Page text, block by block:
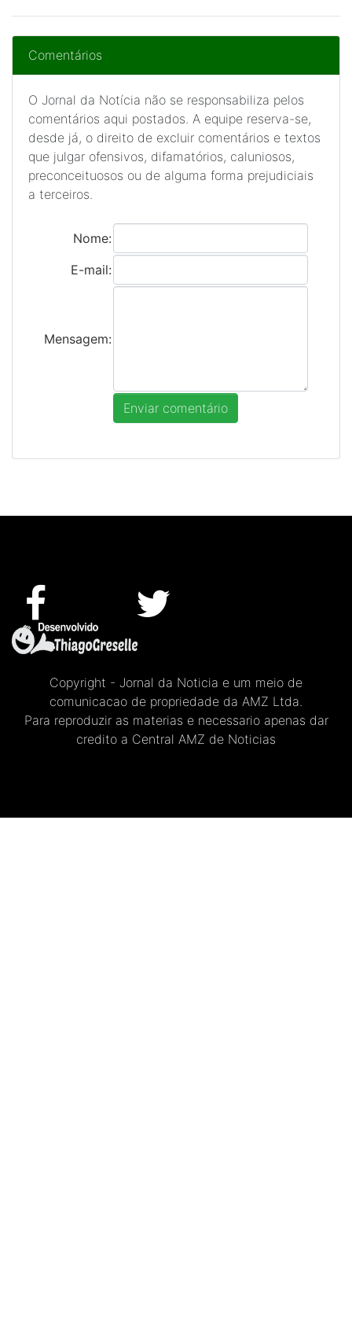
Comentários
O Jornal da Notícia não se responsabiliza pelos
comentários aqui postados. A equipe reserva-se,
desde já, o direito de excluir comentários e textos
que julgar ofensivos, difamatórios, caluniosos,
preconceituosos ou de alguma forma prejudiciais
a terceiros.
Nome:
E-mail:
Mensagem:
Copyright - Jornal da Noticia e um meio de
comunicacao de propriedade da AMZ Ltda.
Para reproduzir as materias e necessario apenas dar
credito a Central AMZ de Noticias